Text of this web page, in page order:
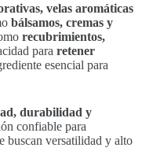
velas aromáticas
bálsamos, cremas y
recubrimientos,
para retener
esencial para
durabilidad y
confiable para
buscan versatilidad y alto